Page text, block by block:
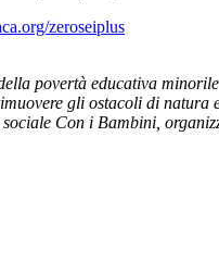
zeroseiplus
povertà educativa
gli ostacoli di
Con i Bambini,